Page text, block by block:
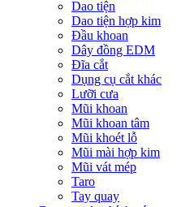
Dao tiện
Dao tiện hợp kim
Đầu khoan
Dây đồng EDM
Đĩa cắt
Dụng cụ cắt khác
Lưỡi cưa
Mũi khoan
Mũi khoan tâm
Mũi khoét lỗ
Mũi mài hợp kim
Mũi vát mép
Taro
Tay quay